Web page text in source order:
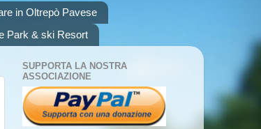
in Oltrepò Pavese
Park & ski Resort
SUPPORTA LA NOSTRA
ASSOCIAZIONE